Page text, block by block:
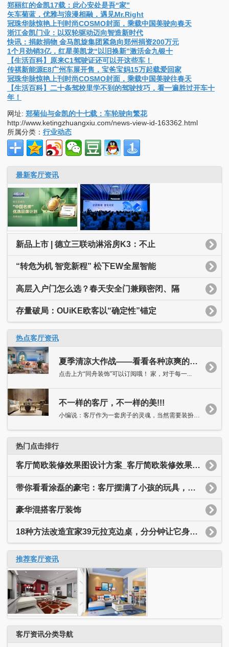
郑丽红的金凯17载：此心安处是吾“家”
矢车菊蓝，优雅与浪漫相融，遇见Mr.Right
冠珠华脉惊艳上刊时尚COSMO封面，乘载中国美驶向春天
浙江金凯门业：以双轮驱动迈向智造新时代
快讯：捐款捐物 金马凯旋集团紧急向郑州捐资200万元
1个月劲销3亿，红星美凯龙“以旧换新”激活金九银十
【生活百科】原来C1驾驶证还可以开这些车！
传祺新能源E8广州车展开售，宝爸宝妈15万起载爱回家
冠珠华脉惊艳上刊时尚COSMO封面，乘载中国美驶往春天
【生活百科】二十条驾校里学不到的驾驶技巧，看一遍胜过开车十
年！
网址: 郑菊仙与金凯的十七载：车轮驶向繁花
http://www.ketingzhuangxiu.com/news-view-id-163362.html
所属分类： 行业动态
最新客厅资讯
新品上市 | 德立三联动淋浴房K3：不止
“转危为机 智竞新程” 松下EW全屋智能
高层入户门怎么选？春天安全门兼顾密闭、隔
存量破局：OUiKE欧客以“确定性”锚定
热点客厅资讯
夏季清凉大作战——看看各种凉爽的客厅吧！
点击上方“同舟装饰”可以订阅哦！ 家，对于每一...
不一样的客厅，不一样的美!!!
小编说：客厅作为一套房子的灵魂，当然需要装扮得独具特色，抑或...
热门点击排行
客厅简欧装修效果图设计方案_客厅简欧装修效果图大全
带你看看涂磊的豪宅：客厅摆满了小孩的玩具，装修简约又温馨
豪华混搭客厅装饰
18种方法改造宜家39元拉克边桌，分分钟让它身价翻十倍
推荐客厅资讯
客厅资讯分类导航